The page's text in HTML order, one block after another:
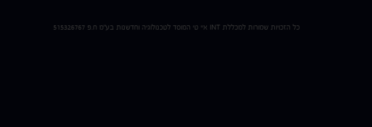
כל הזכויות שמורות למכללת INT איי טי המוסד לטכנולוגיה וחדשנות בע"מ ח.פ 515326767